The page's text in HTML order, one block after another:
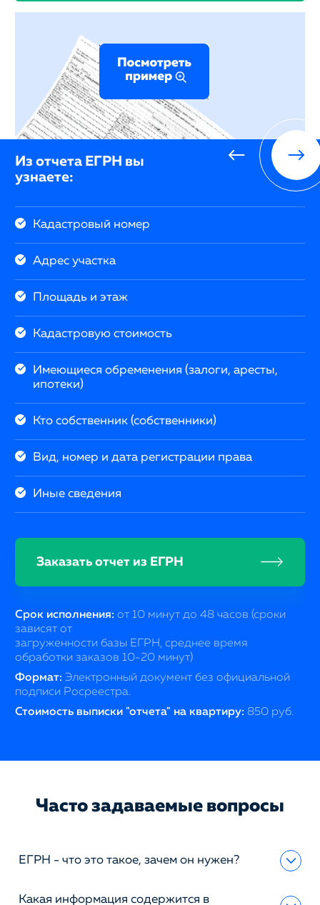
Из отчета ЕГРН вы
узнаете:
Кадастровый номер
Адрес участка
Площадь и этаж
Кадастровую стоимость
Имеющиеся обременения (залоги, аресты,
ипотеки)
Кто собственник (собственники)
Вид, номер и дата регистрации права
Иные сведения
Заказать отчет из ЕГРН
Срок исполнения: от 10 минут до 48 часов (сроки
зависят от
загруженности базы ЕГРН, среднее время
обработки заказов 10-20 минут)
Формат: Электронный документ без официальной
подписи Росреестра.
Стоимость выписки "отчета" на квартиру: 850 руб.
Часто задаваемые вопросы
ЕГРН - что это такое, зачем он нужен?
Какая информация содержится в